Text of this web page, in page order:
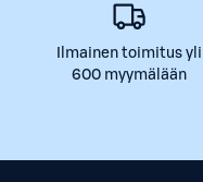
Ilmainen toimitus yli
600 myymälään